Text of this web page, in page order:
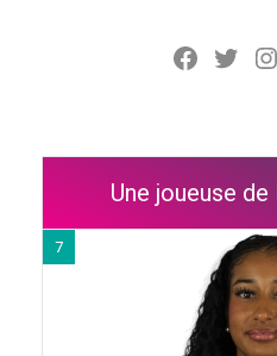
Facebook
Une joueuse
7